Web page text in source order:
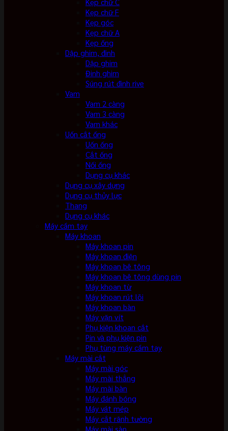
Kẹp chữ C
Kẹp chữ F
Kẹp góc
Kẹp chữ A
Kẹp ống
Dập ghim, đinh
Dập ghim
Đinh ghim
Súng rút đinh rive
Vam
Vam 2 càng
Vam 3 càng
Vam khác
Uốn cắt ống
Uốn ống
Cắt ống
Nối ống
Dụng cụ khác
Dụng cụ xây dựng
Dụng cụ thủy lực
Thang
Dụng cụ khác
Máy cầm tay
Máy khoan
Máy khoan pin
Máy khoan điện
Máy khoan bê tông
Máy khoan bê tông dùng pin
Máy khoan từ
Máy khoan rút lõi
Máy khoan bàn
Máy vặn vít
Phụ kiện khoan cắt
Pin và phụ kiện pin
Phụ tùng máy cầm tay
Máy mài cắt
Máy mài góc
Máy mài thẳng
Máy mài bàn
Máy đánh bóng
Máy vát mép
Máy cắt rãnh tường